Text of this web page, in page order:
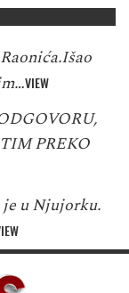
VIEW
PREKO
je u Njujorku.